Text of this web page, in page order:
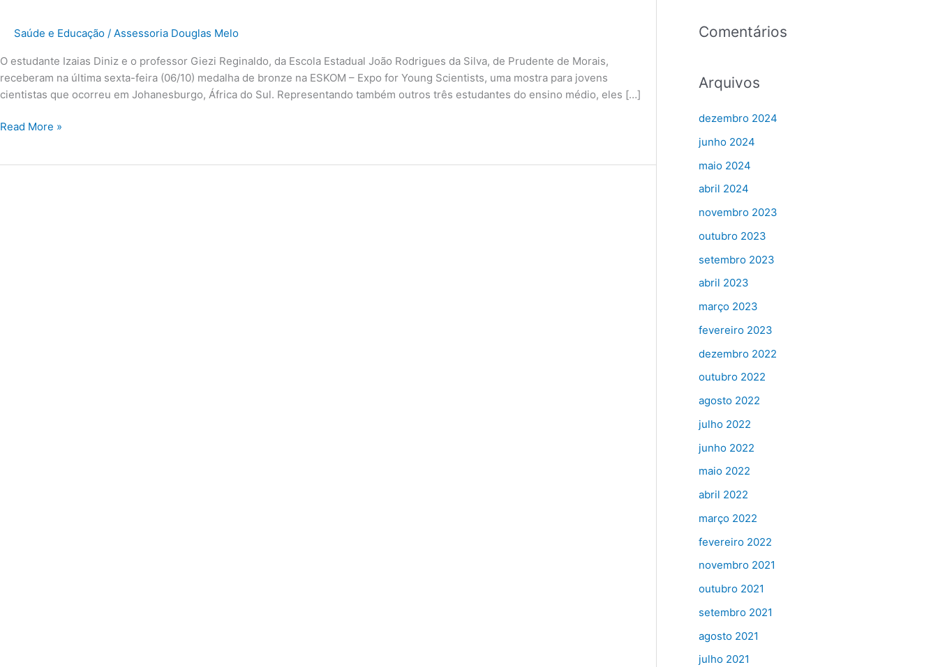
Saúde e Educação / Assessoria Douglas Melo
O estudante Izaias Diniz e o professor Giezi Reginaldo, da Escola Estadual João Rodrigues da Silva, de Prudente de Morais,
receberam na última sexta-feira (06/10) medalha de bronze na ESKOM – Expo for Young Scientists, uma mostra para jovens
cientistas que ocorreu em Johanesburgo, África do Sul. Representando também outros três estudantes do ensino médio, eles […]
Read More »
Comentários
Arquivos
dezembro 2024
junho 2024
maio 2024
abril 2024
novembro 2023
outubro 2023
setembro 2023
abril 2023
março 2023
fevereiro 2023
dezembro 2022
outubro 2022
agosto 2022
julho 2022
junho 2022
maio 2022
abril 2022
março 2022
fevereiro 2022
novembro 2021
outubro 2021
setembro 2021
agosto 2021
julho 2021